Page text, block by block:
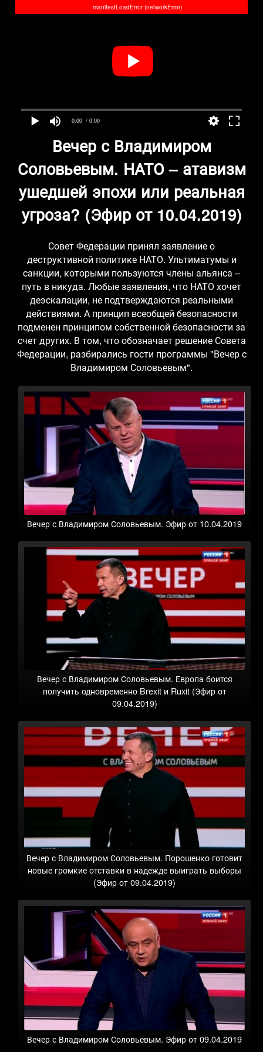
0:00 / 0:00
manifestLoadError (networkError)
Вечер с Владимиром
Соловьевым. НАТО – атавизм
ушедшей эпохи или реальная
угроза? (Эфир от 10.04.2019)
Совет Федерации принял заявление о
деструктивной политике НАТО. Ультиматумы и
санкции, которыми пользуются члены альянса –
путь в никуда. Любые заявления, что НАТО хочет
деэскалации, не подтверждаются реальными
действиями. А принцип всеобщей безопасности
подменен принципом собственной безопасности за
счет других. В том, что обозначает решение Совета
Федерации, разбирались гости программы "Вечер с
Владимиром Соловьевым".
Вечер с Владимиром Соловьевым. Эфир от 10.04.2019
Вечер с Владимиром Соловьевым. Европа боится
получить одновременно Brexit и Ruxit (Эфир от
09.04.2019)
Вечер с Владимиром Соловьевым. Порошенко готовит
новые громкие отставки в надежде выиграть выборы
(Эфир от 09.04.2019)
Вечер с Владимиром Соловьевым. Эфир от 09.04.2019